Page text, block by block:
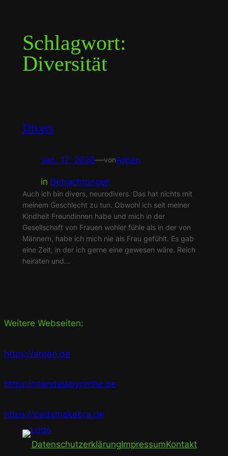
springenSchlagwort:
Diversität
Divers
Jan. 17, 2026—vonArpan
in Betrachtungen
Auch ich bin divers, neurodivers. Das hat nichts mit
meinem Geschlecht zu tun. Obwohl ich seit meiner
Kindheit Freundinnen habe und mich in der
Gesellschaft von Frauen wohler fühle als in der von
Männern, habe ich mich nie als Frau gefühlt. Es gab
eine Zeit, in der ich gerne eine gewesen wäre. Reich
heiraten und…
Weitere Webseiten:
https://arpan.de
https://mandalabyrinthe.de
https://dadamakabra.de
DatenschutzerklärungImpressumKontakt